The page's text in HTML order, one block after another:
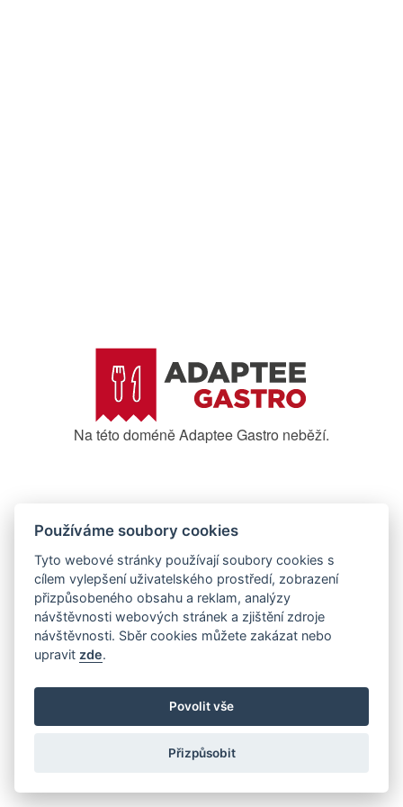
Na této doméně Adaptee Gastro neběží.
Používáme soubory cookies
Tyto webové stránky používají soubory cookies s
cílem vylepšení uživatelského prostředí, zobrazení
přizpůsobeného obsahu a reklam, analýzy
návštěvnosti webových stránek a zjištění zdroje
návštěvnosti. Sběr cookies můžete zakázat nebo
upravit zde.
Povolit vše
Přizpůsobit